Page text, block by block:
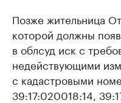
Позже жительница
которой должны
в облсуд иск с
недействующими
с кадастровыми
39:17:020018:14,